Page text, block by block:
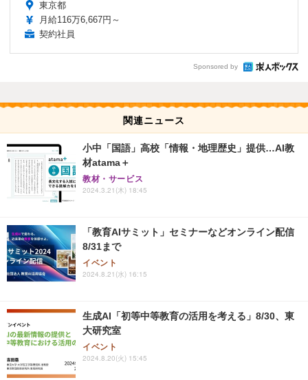
東京都
月給116万6,667円～
契約社員
Sponsored by
関連ニュース
小中「国語」高校「情報・地理歴史」提供…AI教
材atama＋
教材・サービス
2024.3.21(木) 18:45
「教育AIサミット」セミナーなどオンライン配信
8/31まで
イベント
2024.8.21(水) 16:15
生成AI「初等中等教育の活用を考える」8/30、東
大研究室
イベント
2024.8.20(火) 15:45